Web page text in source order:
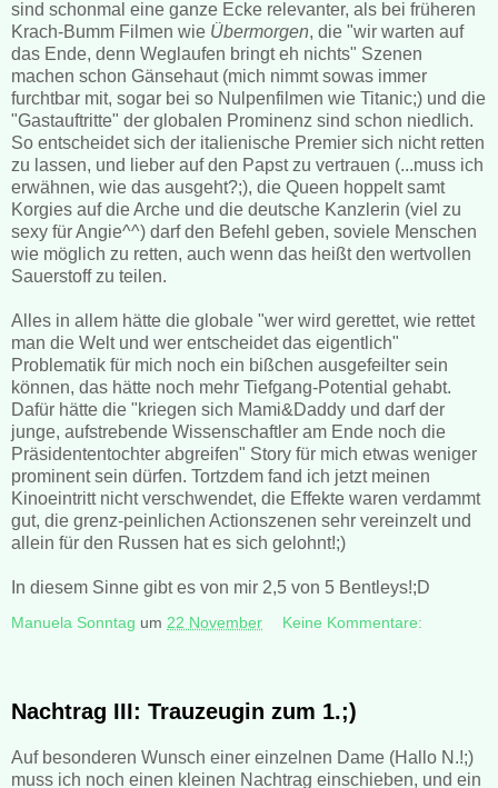
sind schonmal eine ganze Ecke relevanter, als bei früheren
Krach-Bumm Filmen wie Übermorgen, die "wir warten auf
das Ende, denn Weglaufen bringt eh nichts" Szenen
machen schon Gänsehaut (mich nimmt sowas immer
furchtbar mit, sogar bei so Nulpenfilmen wie Titanic;) und die
"Gastauftritte" der globalen Prominenz sind schon niedlich.
So entscheidet sich der italienische Premier sich nicht retten
zu lassen, und lieber auf den Papst zu vertrauen (...muss ich
erwähnen, wie das ausgeht?;), die Queen hoppelt samt
Korgies auf die Arche und die deutsche Kanzlerin (viel zu
sexy für Angie^^) darf den Befehl geben, soviele Menschen
wie möglich zu retten, auch wenn das heißt den wertvollen
Sauerstoff zu teilen.
Alles in allem hätte die globale "wer wird gerettet, wie rettet
man die Welt und wer entscheidet das eigentlich"
Problematik für mich noch ein bißchen ausgefeilter sein
können, das hätte noch mehr Tiefgang-Potential gehabt.
Dafür hätte die "kriegen sich Mami&Daddy und darf der
junge, aufstrebende Wissenschaftler am Ende noch die
Präsidententochter abgreifen" Story für mich etwas weniger
prominent sein dürfen. Tortzdem fand ich jetzt meinen
Kinoeintritt nicht verschwendet, die Effekte waren verdammt
gut, die grenz-peinlichen Actionszenen sehr vereinzelt und
allein für den Russen hat es sich gelohnt!;)
In diesem Sinne gibt es von mir 2,5 von 5 Bentleys!;D
Manuela Sonntag um 22 November Keine Kommentare:
Nachtrag III: Trauzeugin zum 1.;)
Auf besonderen Wunsch einer einzelnen Dame (Hallo N.!;)
muss ich noch einen kleinen Nachtrag einschieben, und ein